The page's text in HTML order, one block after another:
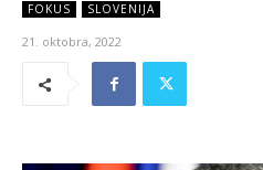
FOKUS SLOVENIJA
21. oktobra, 2022